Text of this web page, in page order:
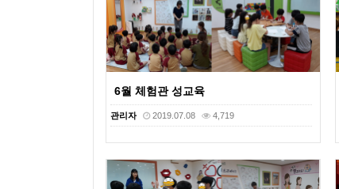
6월 체험관 성교육
관리자 2019.07.08 4,719